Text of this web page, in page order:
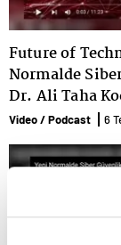
Future of
Normalde
Dr. Ali Taha
Video / Podcast 6